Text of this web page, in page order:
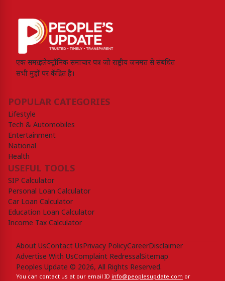
एक समग्र इलेक्ट्रॉनिक समाचार पत्र जो राष्ट्रीय जनमत से संबंधित
सभी मुद्दों पर केंद्रित है।
POPULAR CATEGORIES
Lifestyle
Tech & Automobiles
Entertainment
National
Health
USEFUL TOOLS
SIP Calculator
Personal Loan Calculator
Car Loan Calculator
Education Loan Calculator
Income Tax Calculator
About UsContact UsPrivacy PolicyCareerDisclaimer
Advertise With UsComplaint RedressalSitemap
Peoples Update © 2026, All Rights Reserved.
You can contact us at our email ID info@peoplesupdate.com or